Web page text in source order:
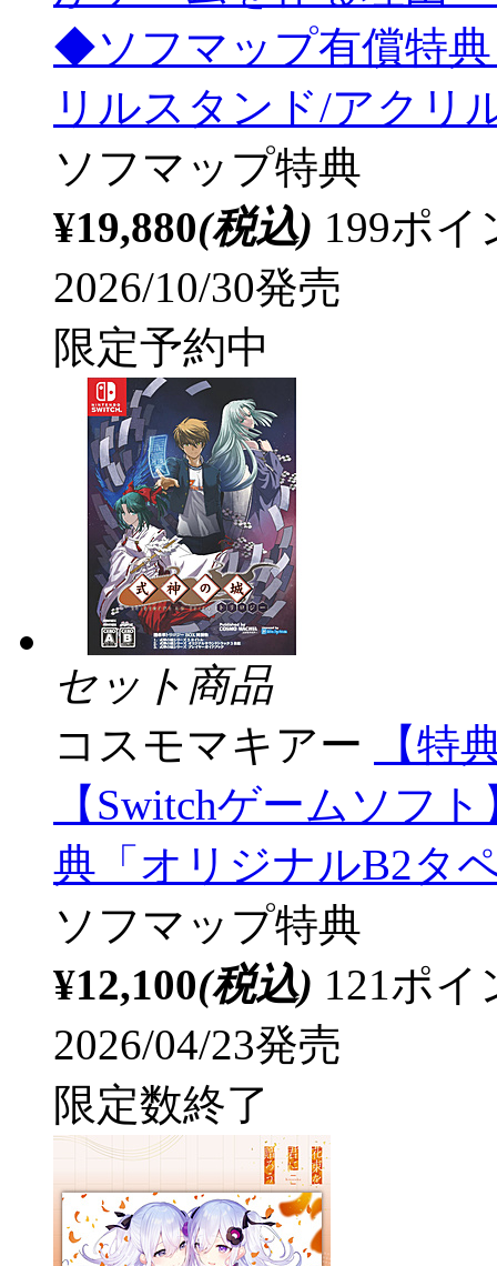
◆ソフマップ有償特
リルスタンド/アクリ
ソフマップ特典
¥19,880(税込) 199ポ
2026/10/30発売
限定予約中
セット商品
コスモマキアー
【特
【Switchゲームソフ
典「オリジナルB2タ
ソフマップ特典
¥12,100(税込) 121ポ
2026/04/23発売
限定数終了